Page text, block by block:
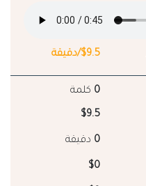
$9.5/دقيقة
0 كلمة
$9.5
0 دقيقة
$0